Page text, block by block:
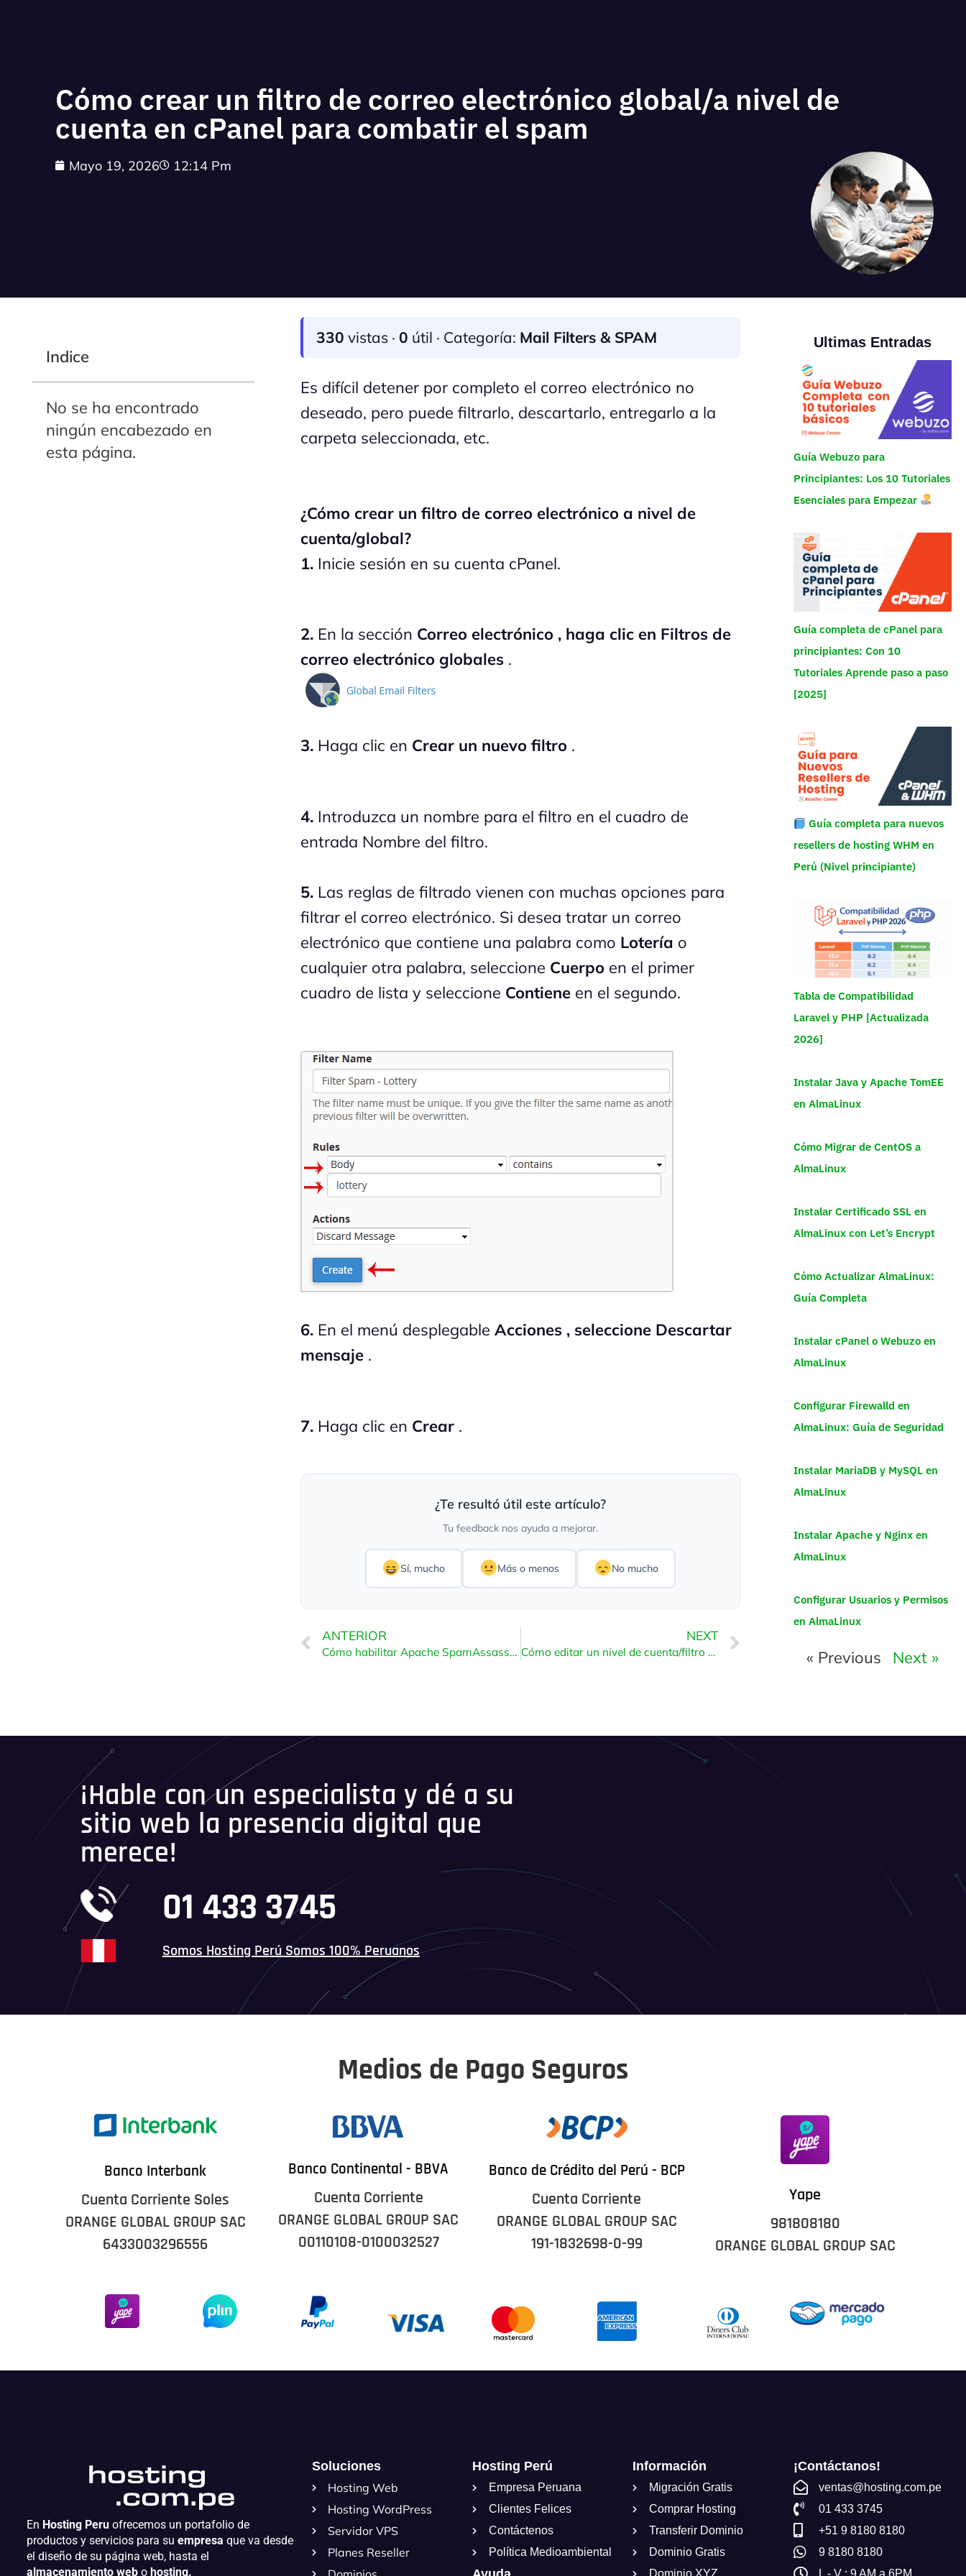
Cómo crear un filtro de correo electrónico global/a nivel de
cuenta en cPanel para combatir el spam
Mayo 19, 2026 12:14 Pm
Indice
No se ha encontrado
ningún encabezado en
esta página.
330 vistas ·0 útil · Categoría: Mail Filters & SPAM
Es difícil detener por completo el correo electrónico no
deseado, pero puede filtrarlo, descartarlo, entregarlo a la
carpeta seleccionada, etc.
¿Cómo crear un filtro de correo electrónico a nivel de
cuenta/global?
1. Inicie sesión en su cuenta cPanel.
2. En la sección Correo electrónico , haga clic en Filtros de
correo electrónico globales .
3. Haga clic en Crear un nuevo filtro .
4. Introduzca un nombre para el filtro en el cuadro de
entrada Nombre del filtro.
5. Las reglas de filtrado vienen con muchas opciones para
filtrar el correo electrónico. Si desea tratar un correo
electrónico que contiene una palabra como Lotería o
cualquier otra palabra, seleccione Cuerpo en el primer
cuadro de lista y seleccione Contiene en el segundo.
6. En el menú desplegableAcciones , seleccione Descartar
mensaje .
7. Haga clic en Crear .
¿Te resultó útil este artículo?
Tu feedback nos ayuda a mejorar.
Sí, mucho Más o menos No mucho
ANTERIOR
Cómo habilitar Apache SpamAssassin y SpamBox en cPanel
NEXT
Cómo editar un nivel de cuenta/filtro de correo electrónico global en cPanel
Ultimas Entradas
Guía Webuzo para
Principiantes: Los 10 Tutoriales
Esenciales para Empezar
Guía completa de cPanel para
principiantes: Con 10
Tutoriales Aprende paso a paso
[2025]
Guía completa para nuevos
resellers de hosting WHM en
Perú (Nivel principiante)
Tabla de Compatibilidad
Laravel y PHP [Actualizada
2026]
Instalar Java y Apache TomEE
en AlmaLinux
Cómo Migrar de CentOS a
AlmaLinux
Instalar Certificado SSL en
AlmaLinux con Let’s Encrypt
Cómo Actualizar AlmaLinux:
Guía Completa
Instalar cPanel o Webuzo en
AlmaLinux
Configurar Firewalld en
AlmaLinux: Guía de Seguridad
Instalar MariaDB y MySQL en
AlmaLinux
Instalar Apache y Nginx en
AlmaLinux
Configurar Usuarios y Permisos
en AlmaLinux
« Previous Next »
¡Hable con un especialista y dé a su
sitio web la presencia digital que
merece!
01 433 3745
Somos Hosting Perú Somos 100% Peruanos
Medios de Pago Seguros
Banco Interbank
Cuenta Corriente Soles
ORANGE GLOBAL GROUP SAC
6433003296556
Banco Continental - BBVA
Cuenta Corriente
ORANGE GLOBAL GROUP SAC
00110108-0100032527
Banco de Crédito del Perú - BCP
Cuenta Corriente
ORANGE GLOBAL GROUP SAC
191-1832698-0-99
Yape
981808180
ORANGE GLOBAL GROUP SAC
En Hosting Peruofrecemos un portafolio de
productos y servicios para su empresa que va desde
el diseño de su página web, hasta el
almacenamiento webo hosting.
Soluciones
Hosting Web
Hosting WordPress
Servidor VPS
Planes Reseller
Hosting Perú
Empresa Peruana
Clientes Felices
Contáctenos
Política Medioambiental
Información
Migración Gratis
Comprar Hosting
Transferir Dominio
Dominio Gratis
Dominio XYZ
¡Contáctanos!
ventas@hosting.com.pe
01 433 3745
+51 9 8180 8180
9 8180 8180
L - V : 9 AM a 6PM